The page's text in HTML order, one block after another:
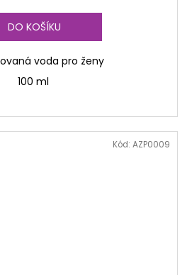
DO KOŠÍKU
voda pro ženy
100 ml
Kód: AZP0009